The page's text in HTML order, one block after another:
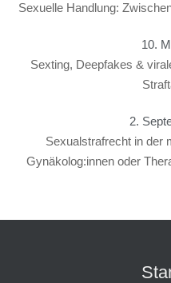
Sexuelle Handlung:
10.
Sexting, Deepfakes &
2.
Sexualstrafrecht in der
Gynäkolog:innen oder